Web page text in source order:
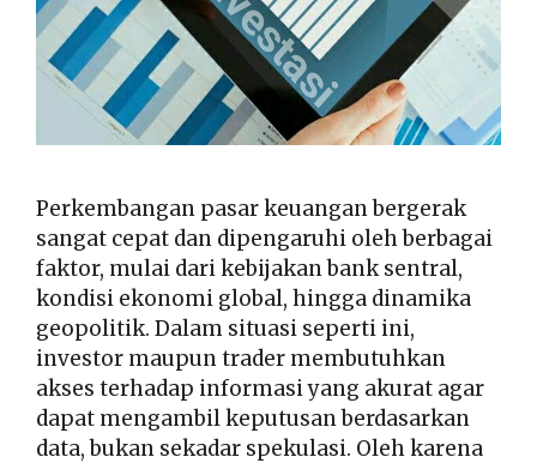
Perkembangan pasar keuangan bergerak
sangat cepat dan dipengaruhi oleh berbagai
faktor, mulai dari kebijakan bank sentral,
kondisi ekonomi global, hingga dinamika
geopolitik. Dalam situasi seperti ini,
investor maupun trader membutuhkan
akses terhadap informasi yang akurat agar
dapat mengambil keputusan berdasarkan
data, bukan sekadar spekulasi. Oleh karena